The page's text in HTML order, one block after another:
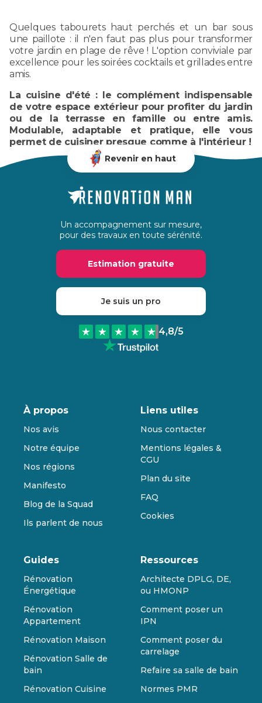
Quelques tabourets haut perchés et un bar sous
une paillote : il n'en faut pas plus pour transformer
votre jardin en plage de rêve ! L'option conviviale par
excellence pour les soirées cocktails et grillades entre
amis.
La cuisine d'été : le complément indispensable
de votre espace extérieur pour profiter du jardin
ou de la terrasse en famille ou entre amis.
Modulable, adaptable et pratique, elle vous
permet de cuisiner presque comme à l'intérieur !
Revenir en haut
Un accompagnement sur mesure,
pour des travaux en toute sérénité.
Estimation gratuite
Je suis un pro
4,8/5
À propos
Nos avis
Notre équipe
Nos régions
Manifesto
Blog de la Squad
Ils parlent de nous
Liens utiles
Nous contacter
Mentions légales &
CGU
Plan du site
FAQ
Cookies
Guides
Rénovation
Énergétique
Rénovation
Appartement
Rénovation Maison
Rénovation Salle de
bain
Rénovation Cuisine
Ressources
Architecte DPLG, DE,
ou HMONP
Comment poser un
IPN
Comment poser du
carrelage
Refaire sa salle de bain
Normes PMR